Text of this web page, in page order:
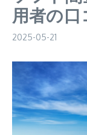
用者の
2025-05-21